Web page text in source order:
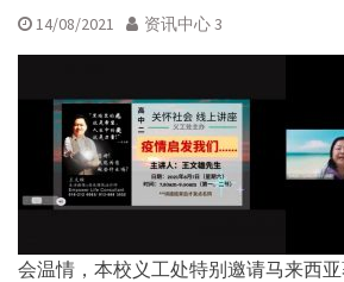
14/08/2021 资讯中心 3
会温情，本校义工处特别邀请马来西